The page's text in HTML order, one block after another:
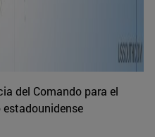
del Comando para el